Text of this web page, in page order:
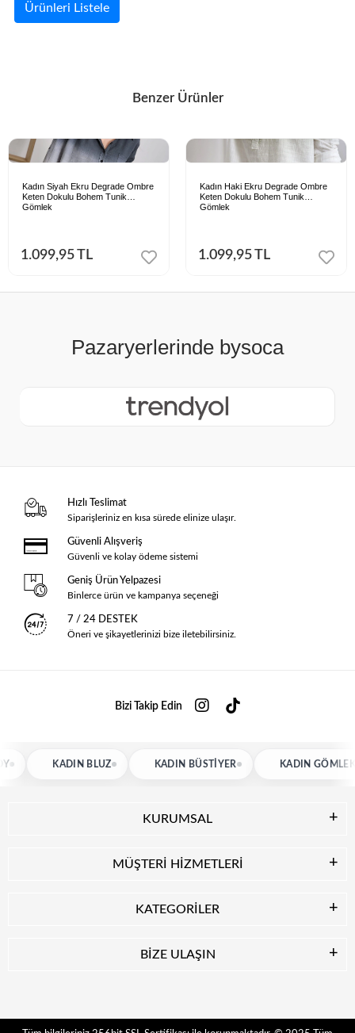
Ürünleri Listele
Benzer Ürünler
Kadın Siyah Ekru Degrade Ombre
Keten Dokulu Bohem Tunik
Gömlek
1.099,95 TL
Kadın Haki Ekru Degrade Ombre
Keten Dokulu Bohem Tunik
Gömlek
1.099,95 TL
Hızlı Teslimat
Siparişleriniz en kısa sürede elinize ulaşır.
Güvenli Alışveriş
Güvenli ve kolay ödeme sistemi
Geniş Ürün Yelpazesi
Binlerce ürün ve kampanya seçeneği
7 / 24 DESTEK
Öneri ve şikayetlerinizi bize iletebilirsiniz.
Bizi Takip Edin
KADIN BLUZ KADIN BÜSTIYER KADIN GÖMLEK
KURUMSAL
MÜŞTERİ HİZMETLERİ
KATEGORİLER
BİZE ULAŞIN